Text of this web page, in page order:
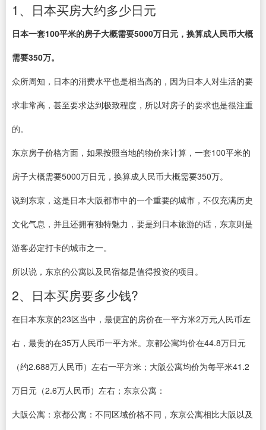
1、日本买房大约多少日元
日本一套100平米的房子大概需要5000万日元，换算成人民币大概
需要350万。
众所周知，日本的消费水平也是相当高的，因为日本人对生活的要
求非常高，甚至要求达到极致程度，所以对房子的要求也是很注重
的。
东京房子价格方面，如果按照当地的物价来计算，一套100平米的
房子大概需要5000万日元，换算成人民币大概需要350万。
说到东京，这是日本大阪都市中的一个重要的城市，不仅充满历史
文化气息，并且还拥有独特魅力，要是到日本旅游的话，东京则是
游客必定打卡的城市之一。
所以说，东京的公寓以及民宿都是值得投资的项目。
2、日本买房要多少钱?
在日本东京的23区当中，最便宜的房价在一平方米2万元人民币左
右，最贵的在35万人民币一平方米。京都公寓均价在44.8万日元
（约2.688万人民币）左右一平方米；大阪公寓均价为每平米41.2
万日元（2.6万人民币）左右；东京公寓：
大阪公寓：京都公寓：不同区域价格不同，东京公寓相比大阪以及